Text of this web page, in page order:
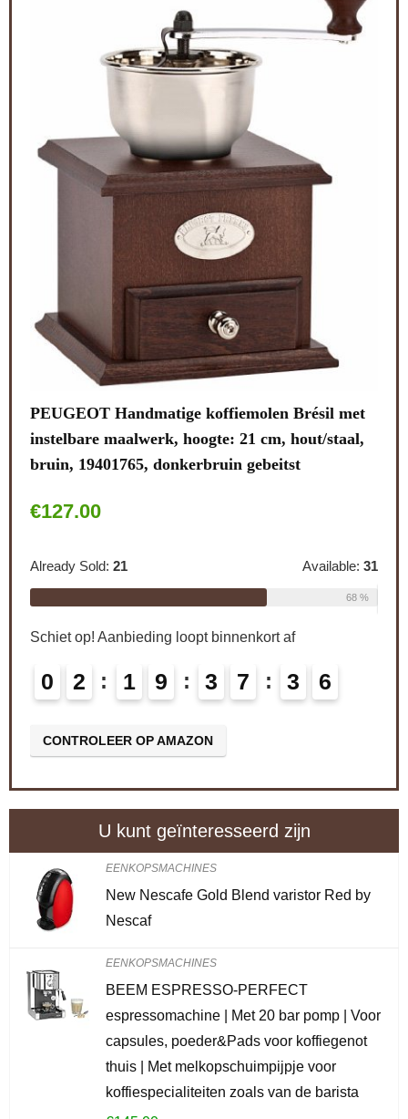
PEUGEOT Handmatige koffiemolen Brésil met
instelbare maalwerk, hoogte: 21 cm, hout/staal,
bruin, 19401765, donkerbruin gebeitst
€127.00
Already Sold: 21 Available: 31
68 %
Schiet op! Aanbieding loopt binnenkort af
0 2 1 9 3 7 3 5
CONTROLEER OP AMAZON
U kunt geïnteresseerd zijn
EENKOPSMACHINES
New Nescafe Gold Blend varistor Red by
Nescaf
EENKOPSMACHINES
BEEM ESPRESSO-PERFECT
espressomachine | Met 20 bar pomp | Voor
capsules, poeder&Pads voor koffiegenot
thuis | Met melkopschuimpijpje voor
koffiespecialiteiten zoals van de barista